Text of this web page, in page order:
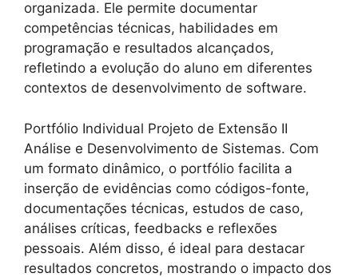
organizada. Ele permite documentar
competências técnicas, habilidades em
programação e resultados alcançados,
refletindo a evolução do aluno em diferentes
contextos de desenvolvimento de software.
Portfólio Individual Projeto de Extensão II
Análise e Desenvolvimento de Sistemas. Com
um formato dinâmico, o portfólio facilita a
inserção de evidências como códigos-fonte,
documentações técnicas, estudos de caso,
análises críticas, feedbacks e reflexões
pessoais. Além disso, é ideal para destacar
resultados concretos, mostrando o impacto dos